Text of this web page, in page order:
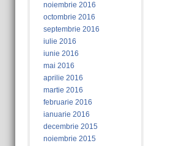
noiembrie 2016
octombrie 2016
septembrie 2016
iulie 2016
iunie 2016
mai 2016
aprilie 2016
martie 2016
februarie 2016
ianuarie 2016
decembrie 2015
noiembrie 2015